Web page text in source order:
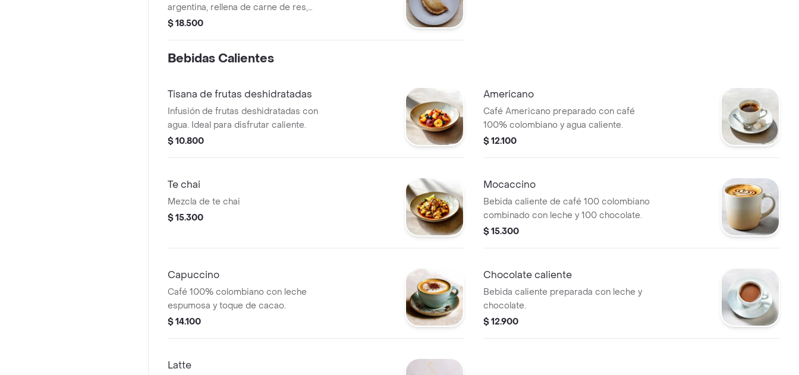
argentina, rellena de carne de res,
aceitunas y huevo cocido.
$ 18.500
Bebidas Calientes
Tisana de frutas deshidratadas
Infusión de frutas deshidratadas con
agua. Ideal para disfrutar caliente.
$ 10.800
Americano
Café Americano preparado con café
100% colombiano y agua caliente.
$ 12.100
Te chai
Mezcla de te chai
$ 15.300
Mocaccino
Bebida caliente de café 100 colombiano
combinado con leche y 100 chocolate.
$ 15.300
Capuccino
Café 100% colombiano con leche
espumosa y toque de cacao.
$ 14.100
Chocolate caliente
Bebida caliente preparada con leche y
chocolate.
$ 12.900
Latte